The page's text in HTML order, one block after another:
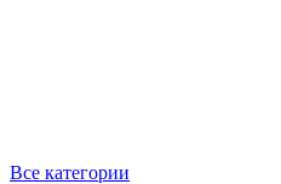
Все категории